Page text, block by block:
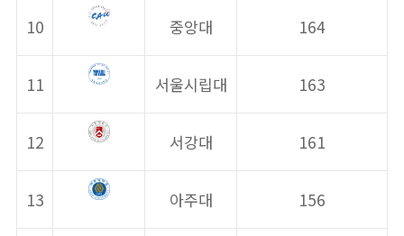
10 중앙대 164
11 서울시립대 163
12 서강대 161
13 아주대 156